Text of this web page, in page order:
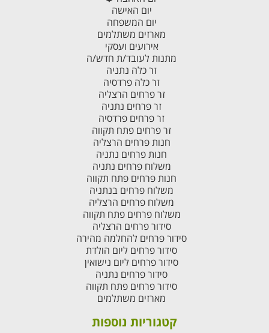
יום האישה
יום המשפחה
מארזים משתלמים
אירועים ועסקי
מתנות לעובד/ת חדש/ה
זר כלה נתניה
זר כלה פרדסיה
זר פרחים הרצליה
זר פרחים נתניה
זר פרחים פרדסיה
זר פרחים פתח תקווה
חנות פרחים הרצליה
חנות פרחים נתניה
משלוח פרחים נתניה
חנות פרחים פתח תקווה
משלוח פרחים בנתניה
משלוח פרחים הרצליה
משלוח פרחים פתח תקווה
סידור פרחים הרצליה
סידור פרחים להחלמה מהירה
סידור פרחים ליום הולדת
סידור פרחים ליום נישואין
סידור פרחים נתניה
סידור פרחים פתח תקווה
מארזים משתלמים
קטגוריות נוספות